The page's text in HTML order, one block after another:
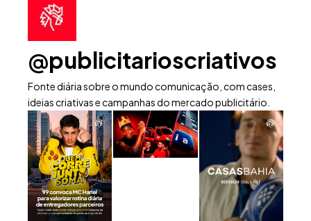
@publicitarioscriativos
Fonte diária sobre o mundo comunicação, com cases,
ideias criativas e campanhas do mercado publicitário.